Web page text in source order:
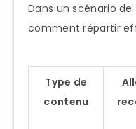
Dans un scénario
comment répartir
Type de
contenu